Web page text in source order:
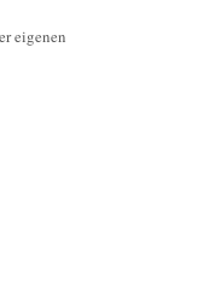
eigenen